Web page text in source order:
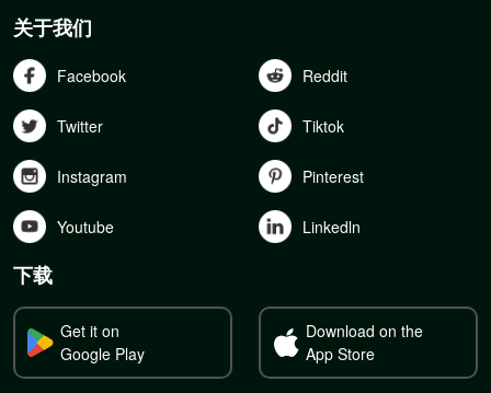
关于我们
Facebook Reddit
Twitter Tiktok
Instagram Pinterest
Youtube Linkedln
下载
Get it on
Google Play
Download on the
App Store